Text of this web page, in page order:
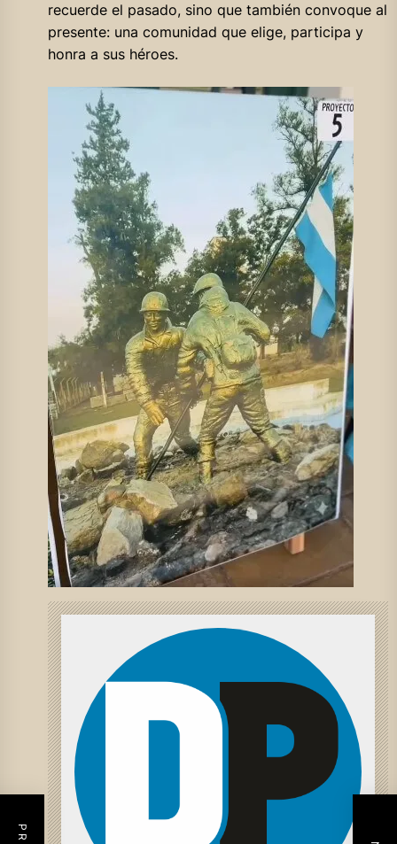
recuerde el pasado, sino que también convoque al
presente: una comunidad que elige, participa y
honra a sus héroes.